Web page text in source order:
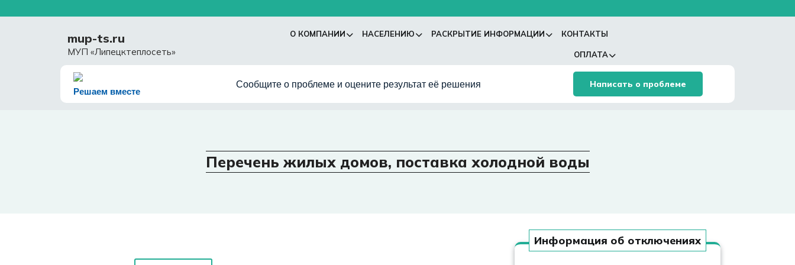
mup-ts.ru
МУП «Липецктеплосеть»
О КОМПАНИИ НАСЕЛЕНИЮ РАСКРЫТИЕ ИНФОРМАЦИИ КОНТАКТЫ
ОПЛАТА
Решаем вместе
Сообщите о проблеме и оцените результат её решения Написать о проблеме
Перечень жилых домов, поставка холодной воды
Информация об отключениях